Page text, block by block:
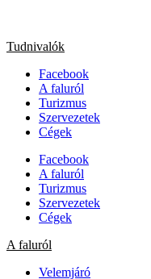
Tudnivalók
Facebook
A faluról
Turizmus
Szervezetek
Cégek
Facebook
A faluról
Turizmus
Szervezetek
Cégek
A faluról
Velemjáró